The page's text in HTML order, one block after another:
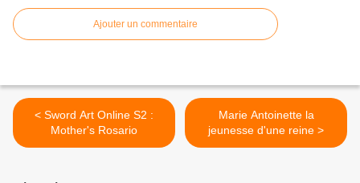
Ajouter un commentaire
< Sword Art Online S2 :
Mother's Rosario
Marie Antoinette la
jeunesse d'une reine >